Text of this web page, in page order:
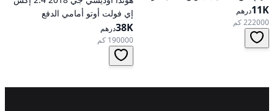
أوتوماتيكي، دفع أمامي
11Kدرهم
222000 كم
إي فولت أوتو أمامي الدفع
38Kدرهم
190000 كم